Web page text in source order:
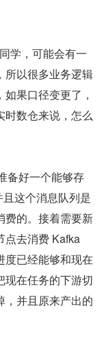
学，可能会有一
所以很多业务逻辑
果口径变更了，
时数仓来说，怎么
备好一个能够存
这个消息队列是
费的。接着需要新
点去消费 Kafka
度已经能够和现在
现在任务的下游切
，并且原来产出的